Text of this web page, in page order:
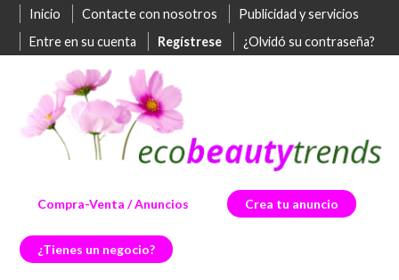
Inicio Contacte con nosotros
Publicidad y servicios
Entre en su cuenta
Regístrese ¿Olvidó su contraseña?
Compra-Venta / Anuncios Crea tu anuncio
¿Tienes un negocio?